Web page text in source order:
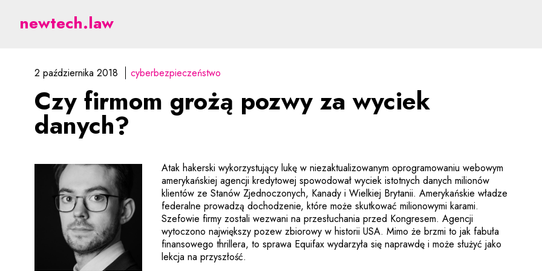
Czy firmom grożą pozwy za wyciek danych? -
newtech.law
2 października 2018 cyberbezpieczeństwo
Czy firmom grożą pozwy za wyciek
danych?
Atak hakerski wykorzystujący lukę w niezaktualizowanym oprogramowaniu webowym
amerykańskiej agencji kredytowej spowodował wyciek istotnych danych milionów
klientów ze Stanów Zjednoczonych, Kanady i Wielkiej Brytanii. Amerykańskie władze
federalne prowadzą dochodzenie, które może skutkować milionowymi karami.
Szefowie firmy zostali wezwani na przesłuchania przed Kongresem. Agencji
wytoczono największy pozew zbiorowy w historii USA. Mimo że brzmi to jak fabuła
finansowego thrillera, to sprawa Equifax wydarzyła się naprawdę i może służyć jako
lekcja na przyszłość.